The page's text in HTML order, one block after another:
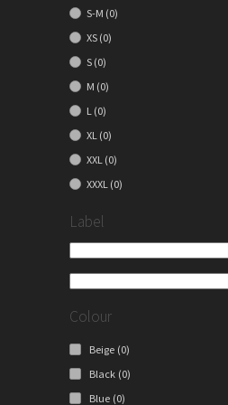
S-M (0)
XS (0)
S (0)
M (0)
L (0)
XL (0)
XXL (0)
XXXL (0)
Label
Colour
Beige (0)
Black (0)
Blue (0)